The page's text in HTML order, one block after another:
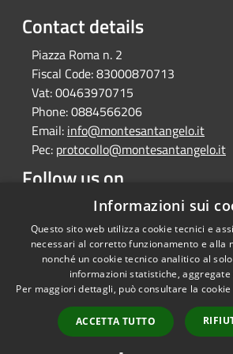
Contact details
Piazza Roma n. 2
Fiscal Code:83000870713
Vat:00463970715
Phone:0884566206
Email: info@montesantangelo.it
Pec: protocollo@montesantangelo.it
Follow us on
FacebookYoutubeInstagramTelegram
RSS
Accessibility
Monte
by
Informazioni sui
Questo sito web utilizza cookie tecnici e
necessari al corretto funzionamento e alla
nonché un cookie tecnico analitico al
informazioni statistiche, aggregate
Per maggiori dettagli, può consultare la
ACCETTA TUTTO